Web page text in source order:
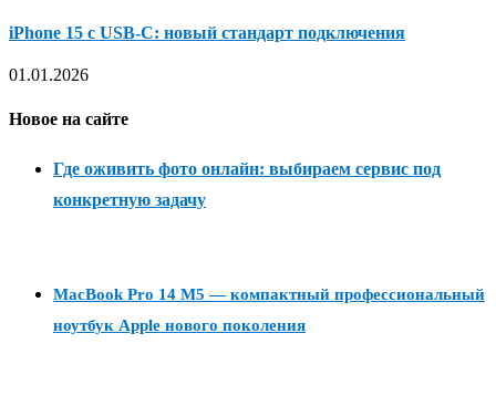
iPhone 15 с USB-C: новый стандарт подключения
01.01.2026
Новое на сайте
Где оживить фото онлайн: выбираем сервис под
конкретную задачу
MacBook Pro 14 M5 — компактный профессиональный
ноутбук Apple нового поколения